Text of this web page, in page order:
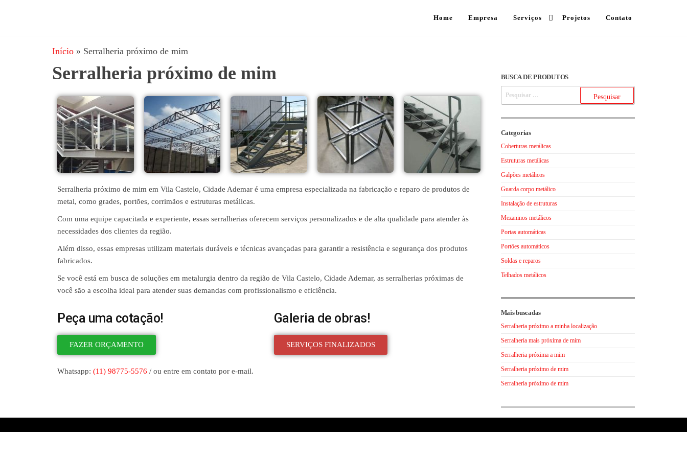
e
Serralheria
coberturas
metálicas,
mezanino
metálico,
metálico,
portões,
grades
entre
outros.
Home Empresa Serviços Projetos Contato
Início » Serralheria próximo de mim
Serralheria próximo de mim
Serralheria próximo de mim em Vila Castelo, Cidade Ademar é uma empresa especializada na fabricação e reparo de produtos de
metal, como grades, portões, corrimãos e estruturas metálicas.
Com uma equipe capacitada e experiente, essas serralherias oferecem serviços personalizados e de alta qualidade para atender às
necessidades dos clientes da região.
Além disso, essas empresas utilizam materiais duráveis e técnicas avançadas para garantir a resistência e segurança dos produtos
fabricados.
Se você está em busca de soluções em metalurgia dentro da região de Vila Castelo, Cidade Ademar, as serralherias próximas de
você são a escolha ideal para atender suas demandas com profissionalismo e eficiência.
Peça uma cotação!
FAZER ORÇAMENTO
Galeria de obras!
SERVIÇOS FINALIZADOS
Whatsapp: (11) 98775-5576 / ou entre em contato por e-mail.
BUSCA DE PRODUTOS
Categorias
Coberturas metálicas
Estruturas metálicas
Galpões metálicos
Guarda corpo metálico
Instalação de estruturas
Mezaninos metálicos
Portas automáticas
Portões automáticos
Soldas e reparos
Telhados metálicos
Mais buscadas
Serralheria próximo a minha localização
Serralheria mais próxima de mim
Serralheria próxima a mim
Serralheria próximo de mim
Serralheria próximo de mim